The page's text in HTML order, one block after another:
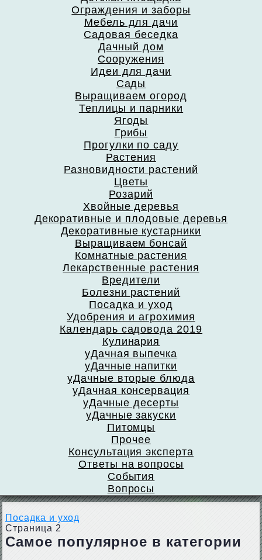
Ограждения и заборы
Мебель для дачи
Садовая беседка
Дачный дом
Сооружения
Идеи для дачи
Сады
Выращиваем огород
Теплицы и парники
Ягоды
Грибы
Прогулки по саду
Растения
Разновидности растений
Цветы
Розарий
Хвойные деревья
Декоративные и плодовые деревья
Декоративные кустарники
Выращиваем бонсай
Комнатные растения
Лекарственные растения
Вредители
Болезни растений
Посадка и уход
Удобрения и агрохимия
Календарь садовода 2019
Кулинария
уДачная выпечка
уДачные напитки
уДачные вторые блюда
уДачная консервация
уДачные десерты
уДачные закуски
Питомцы
Прочее
Консультация эксперта
Ответы на вопросы
События
Вопросы
Посадка и уход
Страница 2
Самое популярное в категории